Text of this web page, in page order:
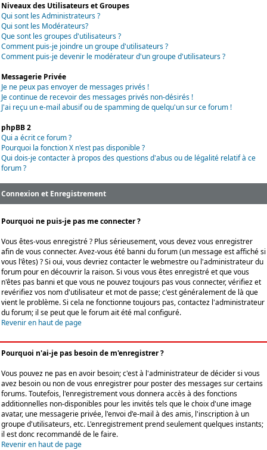
Niveaux des Utilisateurs et Groupes
Qui sont les Administrateurs ?
Qui sont les Modérateurs?
Que sont les groupes d'utilisateurs ?
Comment puis-je joindre un groupe d'utilisateurs ?
Comment puis-je devenir le modérateur d'un groupe d'utilisateurs ?
Messagerie Privée
Je ne peux pas envoyer de messages privés !
Je continue de recevoir des messages privés non-désirés !
J'ai reçu un e-mail abusif ou de spamming de quelqu'un sur ce forum !
phpBB 2
Qui a écrit ce forum ?
Pourquoi la fonction X n'est pas disponible ?
Qui dois-je contacter à propos des questions d'abus ou de légalité relatif à ce
forum ?
Connexion et Enregistrement
Pourquoi ne puis-je pas me connecter ?
Vous êtes-vous enregistré ? Plus sérieusement, vous devez vous enregistrer
afin de vous connecter. Avez-vous été banni du forum (un message est affiché si
vous l'êtes) ? Si oui, vous devriez contacter le webmestre ou l'administrateur du
forum pour en découvrir la raison. Si vous vous êtes enregistré et que vous
n'êtes pas banni et que vous ne pouvez toujours pas vous connecter, vérifiez et
revérifiez vos nom d'utilisateur et mot de passe; c'est généralement de là que
vient le problème. Si cela ne fonctionne toujours pas, contactez l'administrateur
du forum; il se peut que le forum ait été mal configuré.
Revenir en haut de page
Pourquoi n'ai-je pas besoin de m'enregistrer ?
Vous pouvez ne pas en avoir besoin; c'est à l'administrateur de décider si vous
avez besoin ou non de vous enregistrer pour poster des messages sur certains
forums. Toutefois, l'enregistrement vous donnera accès à des fonctions
additionnelles non-disponibles pour les invités tels que le choix d'une image
avatar, une messagerie privée, l'envoi d'e-mail à des amis, l'inscription à un
groupe d'utilisateurs, etc. L'enregistrement prend seulement quelques instants;
il est donc recommandé de le faire.
Revenir en haut de page